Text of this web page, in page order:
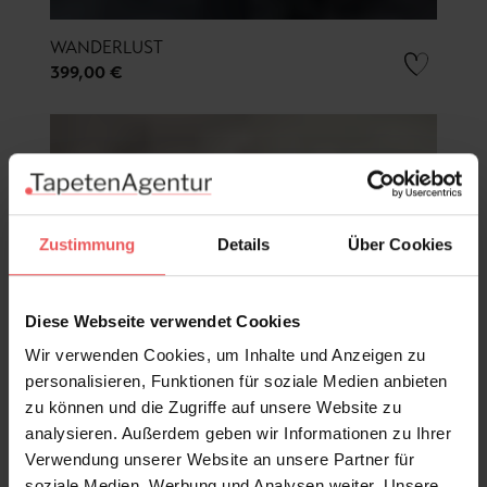
Zustimmung Details Über Cookies
Diese Webseite verwendet Cookies
Wir verwenden Cookies, um Inhalte und Anzeigen zu
personalisieren, Funktionen für soziale Medien anbieten
zu können und die Zugriffe auf unsere Website zu
analysieren. Außerdem geben wir Informationen zu Ihrer
Verwendung unserer Website an unsere Partner für
WANDERLUST
399,00 €